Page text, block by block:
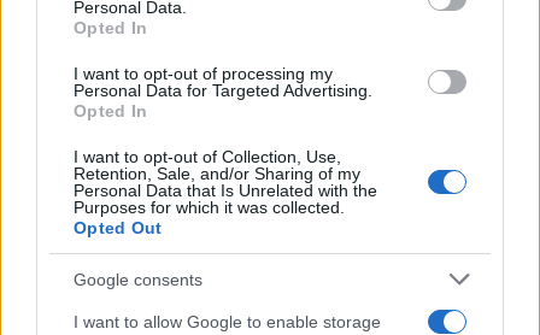
Personal Data.
Opted In
I want to opt-out of processing my
Personal Data for Targeted Advertising.
Opted In
I want to opt-out of Collection, Use,
Retention, Sale, and/or Sharing of my
Personal Data that Is Unrelated with the
Purposes for which it was collected.
Opted Out
Google consents
I want to allow Google to enable storage
Αργεντινικά ΜΜΕ: Πέθανε ο πατέρας του Λιονέλ
Μέσι, Χόρχε
08.08.2026